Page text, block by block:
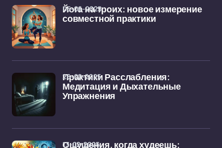
Йога на троих: новое измерение
совместной практики
05-06-2025
Практики Расслабления:
Медитация и Дыхательные
Упражнения
26-02-2025
Ощущения, когда худеешь:
13-02-2025